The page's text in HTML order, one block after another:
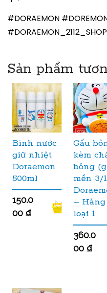
#DORAEMON
#DORAEMON_2112_SHOP
Sản phẩm
Bình nước
giữ nhiệt
Doraemon
500ml
150.0
00 ₫
Gấu
kèm
bông
mền 3/
– Hàng
loại 1
360.0
00 ₫